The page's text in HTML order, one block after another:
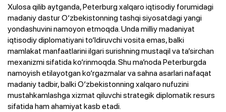
Xulosa qilib aytganda, Peterburg xalqaro iqtisodiy forumidagi
madaniy dastur O‘zbekistonning tashqi siyosatdagi yangi
yondashuvini namoyon etmoqda. Unda milliy madaniyat
iqtisodiy diplomatiyani to‘ldiruvchi vosita emas, balki
mamlakat manfaatlarini ilgari surishning mustaqil va ta’sirchan
mexanizmi sifatida ko‘rinmoqda. Shu ma’noda Peterburgda
namoyish etilayotgan ko‘rgazmalar va sahna asarlari nafaqat
madaniy tadbir, balki O‘zbekistonning xalqaro nufuzini
mustahkamlashga xizmat qiluvchi strategik diplomatik resurs
sifatida ham ahamiyat kasb etadi.